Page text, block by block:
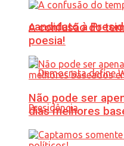
candidato à
A confusão do
poesia!
Não pode ser
dias melhores